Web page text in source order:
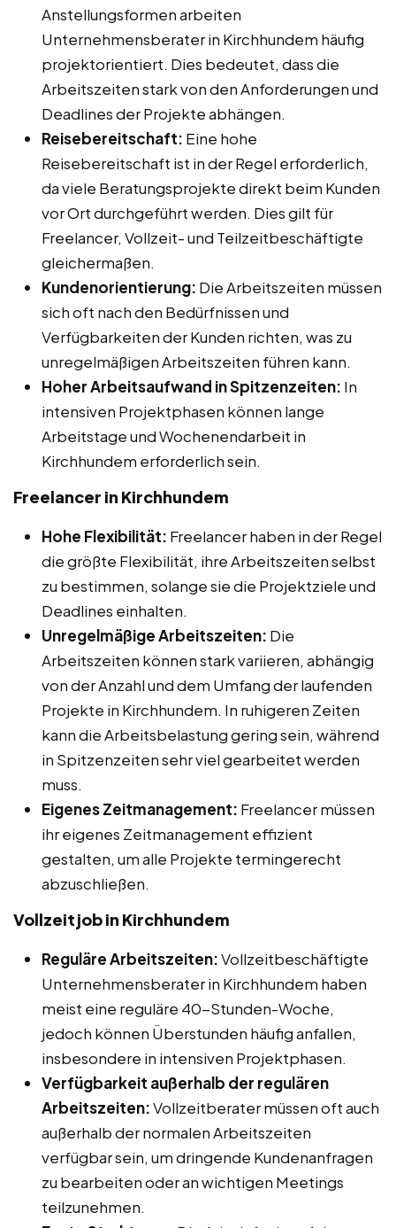
Anstellungsformen arbeiten
Unternehmensberater in Kirchhundem häufig
projektorientiert. Dies bedeutet, dass die
Arbeitszeiten stark von den Anforderungen und
Deadlines der Projekte abhängen.
Reisebereitschaft: Eine hohe
Reisebereitschaft ist in der Regel erforderlich,
da viele Beratungsprojekte direkt beim Kunden
vor Ort durchgeführt werden. Dies gilt für
Freelancer, Vollzeit- und Teilzeitbeschäftigte
gleichermaßen.
Kundenorientierung: Die Arbeitszeiten müssen
sich oft nach den Bedürfnissen und
Verfügbarkeiten der Kunden richten, was zu
unregelmäßigen Arbeitszeiten führen kann.
Hoher Arbeitsaufwand in Spitzenzeiten: In
intensiven Projektphasen können lange
Arbeitstage und Wochenendarbeit in
Kirchhundem erforderlich sein.
Freelancer in Kirchhundem
Hohe Flexibilität: Freelancer haben in der Regel
die größte Flexibilität, ihre Arbeitszeiten selbst
zu bestimmen, solange sie die Projektziele und
Deadlines einhalten.
Unregelmäßige Arbeitszeiten: Die
Arbeitszeiten können stark variieren, abhängig
von der Anzahl und dem Umfang der laufenden
Projekte in Kirchhundem. In ruhigeren Zeiten
kann die Arbeitsbelastung gering sein, während
in Spitzenzeiten sehr viel gearbeitet werden
muss.
Eigenes Zeitmanagement: Freelancer müssen
ihr eigenes Zeitmanagement effizient
gestalten, um alle Projekte termingerecht
abzuschließen.
Vollzeitjob in Kirchhundem
Reguläre Arbeitszeiten:Vollzeitbeschäftigte
Unternehmensberater in Kirchhundem haben
meist eine reguläre 40-Stunden-Woche,
jedoch können Überstunden häufig anfallen,
insbesondere in intensiven Projektphasen.
Verfügbarkeit außerhalb der regulären
Arbeitszeiten:Vollzeitberater müssen oft auch
außerhalb der normalen Arbeitszeiten
verfügbar sein, um dringende Kundenanfragen
zu bearbeiten oder an wichtigen Meetings
teilzunehmen.